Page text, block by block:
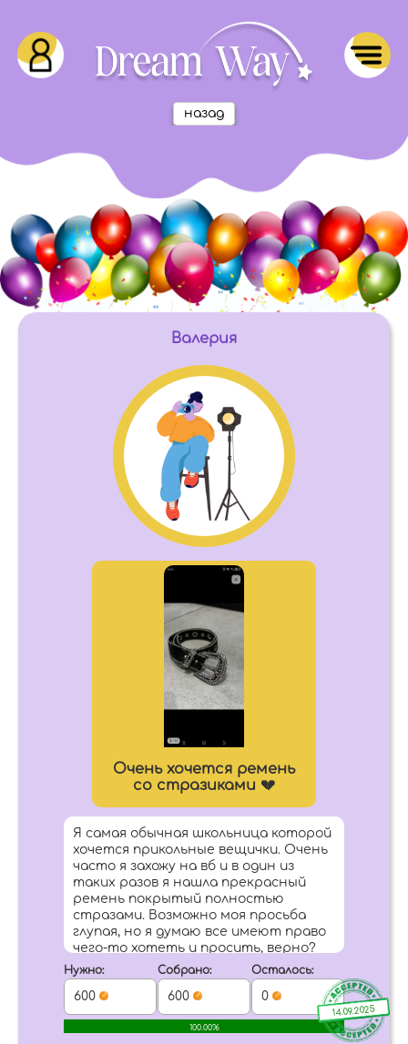
назад
14.09.2025
Валерия
Очень хочется ремень
со стразиками 💔
Я самая обычная школьница которой
хочется прикольные вещички. Очень
часто я захожу на вб и в один из
таких разов я нашла прекрасный
ремень покрытый полностью
стразами. Возможно моя просьба
глупая, но я думаю все имеют право
чего-то хотеть и просить, верно?
Нужно:
600
Собрано:
600
Осталось:
0
100.00%